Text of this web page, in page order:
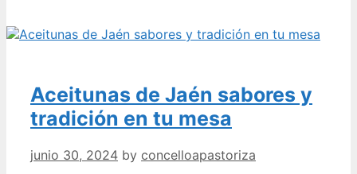
Aceitunas de Jaén sabores y
tradición en tu mesa
junio 30, 2024 by concelloapastoriza